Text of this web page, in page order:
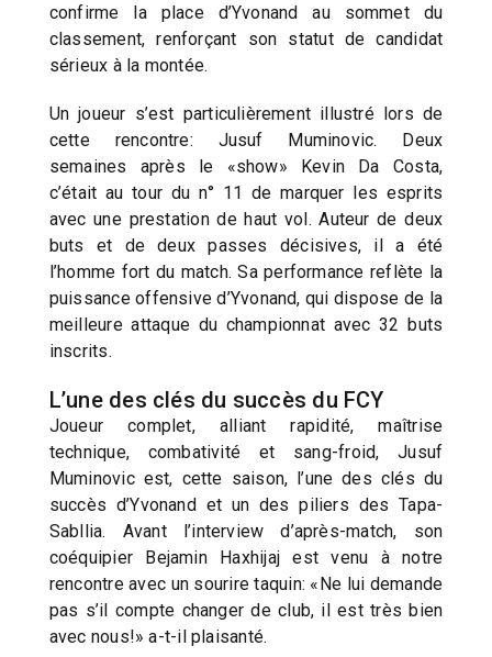
confirme la place d’Yvonand au sommet du
classement, renforçant son statut de candidat
sérieux à la montée.
Un joueur s’est particulièrement illustré lors de
cette rencontre: Jusuf Muminovic. Deux
semaines après le «show» Kevin Da Costa,
c’était au tour du n° 11 de marquer les esprits
avec une prestation de haut vol. Auteur de deux
buts et de deux passes décisives, il a été
l’homme fort du match. Sa performance reflète la
puissance offensive d’Yvonand, qui dispose de la
meilleure attaque du championnat avec 32 buts
inscrits.
L’une des clés du succès du FCY
Joueur complet, alliant rapidité, maîtrise
technique, combativité et sang-froid, Jusuf
Muminovic est, cette saison, l’une des clés du
succès d’Yvonand et un des piliers des Tapa-
Sabllia. Avant l’interview d’après-match, son
coéquipier Bejamin Haxhijaj est venu à notre
rencontre avec un sourire taquin: «Ne lui demande
pas s’il compte changer de club, il est très bien
avec nous!» a-t-il plaisanté.